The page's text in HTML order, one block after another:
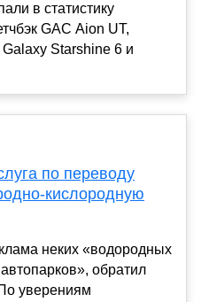
в статистику
GAC Aion UT,
Starshine 6 и
по переводу
кислородную
неких «водородных
обратил
уверениям